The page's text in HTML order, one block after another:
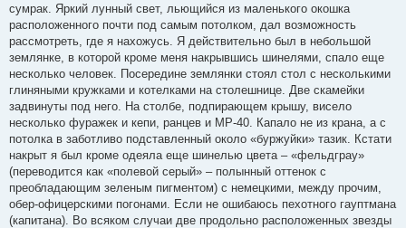
сумрак. Яркий лунный свет, льющийся из маленького окошка
расположенного почти под самым потолком, дал возможность
рассмотреть, где я нахожусь. Я действительно был в небольшой
землянке, в которой кроме меня накрывшись шинелями, спало еще
несколько человек. Посередине землянки стоял стол с несколькими
глиняными кружками и котелками на столешнице. Две скамейки
задвинуты под него. На столбе, подпирающем крышу, висело
несколько фуражек и кепи, ранцев и МР-40. Капало не из крана, а с
потолка в заботливо подставленный около «буржуйки» тазик. Кстати
накрыт я был кроме одеяла еще шинелью цвета – «фельдграу»
(переводится как «полевой серый» – полынный оттенок с
преобладающим зеленым пигментом) с немецкими, между прочим,
обер-офицерскими погонами. Если не ошибаюсь пехотного гауптмана
(капитана). Во всяком случаи две продольно расположенных звезды